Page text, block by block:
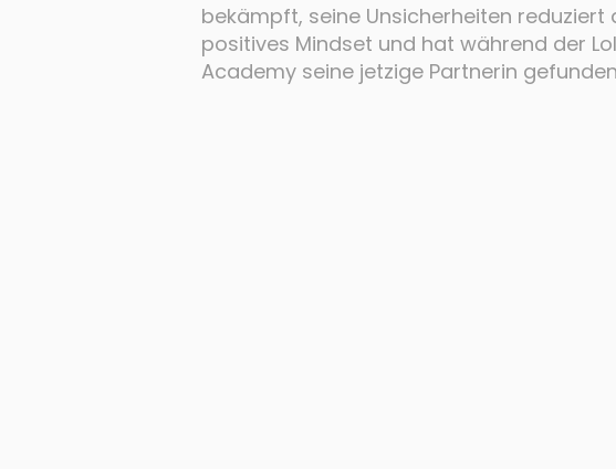
bekämpft, seine Unsicherheiten reduziert
positives Mindset und hat während der
Academy seine jetzige Partnerin gefunden